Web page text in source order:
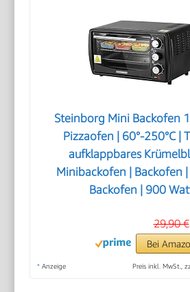
Steinborg Mini Backofen
Pizzaofen | 60°-250°C |
aufklappbares
Minibackofen | Backofen
Backofen | 900
29,90 €
Bei
* Anzeige Preis inkl. MwSt.,